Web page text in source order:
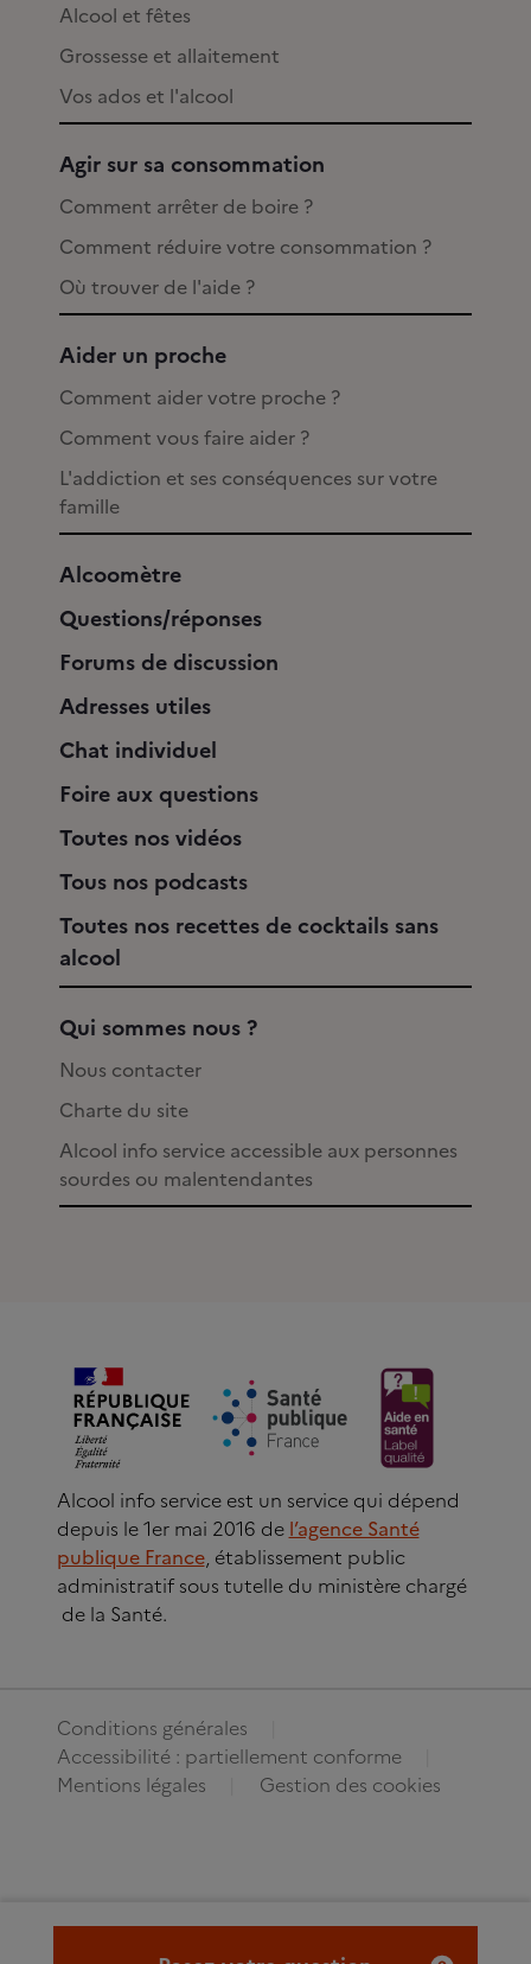
Alcool et fêtes
Grossesse et allaitement
Vos ados et l'alcool
Agir sur sa consommation
Comment arrêter de boire ?
Comment réduire votre consommation ?
Où trouver de l'aide ?
Aider un proche
Comment aider votre proche ?
Comment vous faire aider ?
L'addiction et ses conséquences sur votre
famille
Alcoomètre
Questions/réponses
Forums de discussion
Adresses utiles
Chat individuel
Foire aux questions
Toutes nos vidéos
Tous nos podcasts
Toutes nos recettes de cocktails sans
alcool
Qui sommes nous ?
Nous contacter
Charte du site
Alcool info service accessible aux personnes
sourdes ou malentendantes
Alcool info service est un service qui dépend
depuis le 1er mai 2016 de l’agence Santé
publique France, établissement public
administratif sous tutelle du ministère chargé
de la Santé.
Conditions générales
Accessibilité : partiellement conforme
Mentions légales
Gestion des cookies